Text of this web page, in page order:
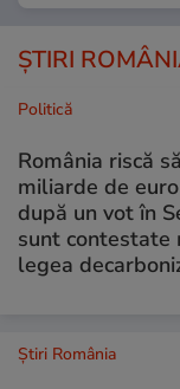
ȘTIRI
Politică
România riscă
miliarde de
după un vot în
sunt contestate
legea
Știri România